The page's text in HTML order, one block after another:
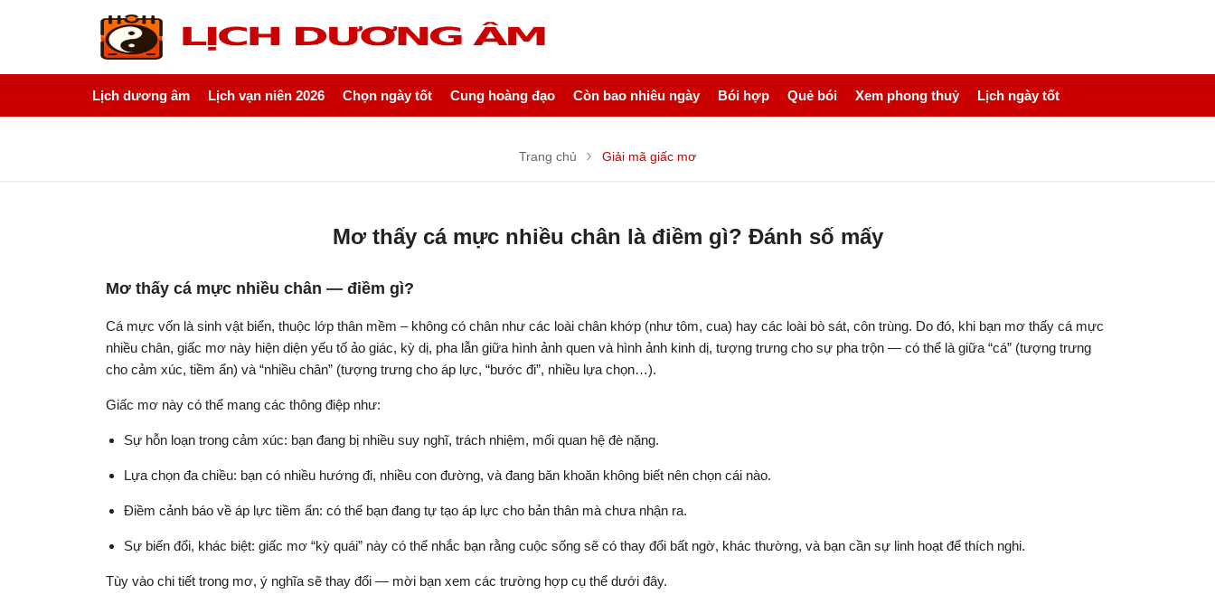
Lịch dương âm Lịch vạn niên 2026 Chọn ngày tốt Cung hoàng đạo Còn bao nhiêu ngày Bói hợp Quẻ bói Xem phong thuỷ Lịch ngày tốt
Trang chủ Giải mã giấc mơ
Mơ thấy cá mực nhiều chân là điềm gì? Đánh số mấy
Mơ thấy cá mực nhiều chân — điềm gì?
Cá mực vốn là sinh vật biển, thuộc lớp thân mềm – không có chân như các loài chân khớp (như tôm, cua) hay các loài bò sát, côn trùng. Do đó, khi bạn mơ thấy cá mực
nhiều chân, giấc mơ này hiện diện yếu tố ảo giác, kỳ dị, pha lẫn giữa hình ảnh quen và hình ảnh kinh dị, tượng trưng cho sự pha trộn — có thể là giữa “cá” (tượng trưng
cho cảm xúc, tiềm ẩn) và “nhiều chân” (tượng trưng cho áp lực, “bước đi”, nhiều lựa chọn…).
Giấc mơ này có thể mang các thông điệp như:
Sự hỗn loạn trong cảm xúc: bạn đang bị nhiều suy nghĩ, trách nhiệm, mối quan hệ đè nặng.
Lựa chọn đa chiều: bạn có nhiều hướng đi, nhiều con đường, và đang băn khoăn không biết nên chọn cái nào.
Điềm cảnh báo về áp lực tiềm ẩn: có thể bạn đang tự tạo áp lực cho bản thân mà chưa nhận ra.
Sự biến đổi, khác biệt: giấc mơ “kỳ quái” này có thể nhắc bạn rằng cuộc sống sẽ có thay đổi bất ngờ, khác thường, và bạn cần sự linh hoạt để thích nghi.
Tùy vào chi tiết trong mơ, ý nghĩa sẽ thay đổi — mời bạn xem các trường hợp cụ thể dưới đây.